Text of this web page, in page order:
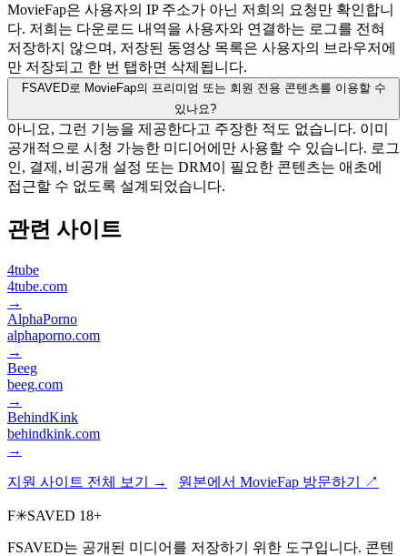
MovieFap은 사용자의 IP 주소가 아닌 저희의 요청만 확인합니
다. 저희는 다운로드 내역을 사용자와 연결하는 로그를 전혀
저장하지 않으며, 저장된 동영상 목록은 사용자의 브라우저에
만 저장되고 한 번 탭하면 삭제됩니다.
FSAVED로 MovieFap의 프리미엄 또는 회원 전용 콘텐츠를 이용할 수
있나요?
아니요, 그런 기능을 제공한다고 주장한 적도 없습니다. 이미
공개적으로 시청 가능한 미디어에만 사용할 수 있습니다. 로그
인, 결제, 비공개 설정 또는 DRM이 필요한 콘텐츠는 애초에
접근할 수 없도록 설계되었습니다.
관련 사이트
4tube
4tube.com
→
AlphaPorno
alphaporno.com
→
Beeg
beeg.com
→
BehindKink
behindkink.com
→
지원 사이트 전체 보기 → 원본에서 MovieFap 방문하기 ↗
F✳SAVED 18+
FSAVED는 공개된 미디어를 저장하기 위한 도구입니다. 콘텐